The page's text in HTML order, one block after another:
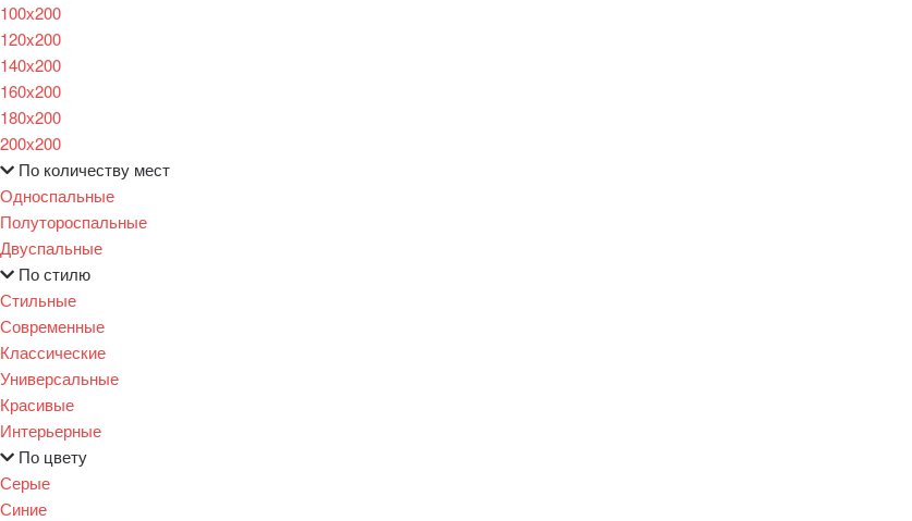
100х200
120x200
140х200
160х200
180х200
200х200
По количеству мест
Односпальные
Полутороспальные
Двуспальные
По стилю
Стильные
Современные
Классические
Универсальные
Красивые
Интерьерные
По цвету
Серые
Синие